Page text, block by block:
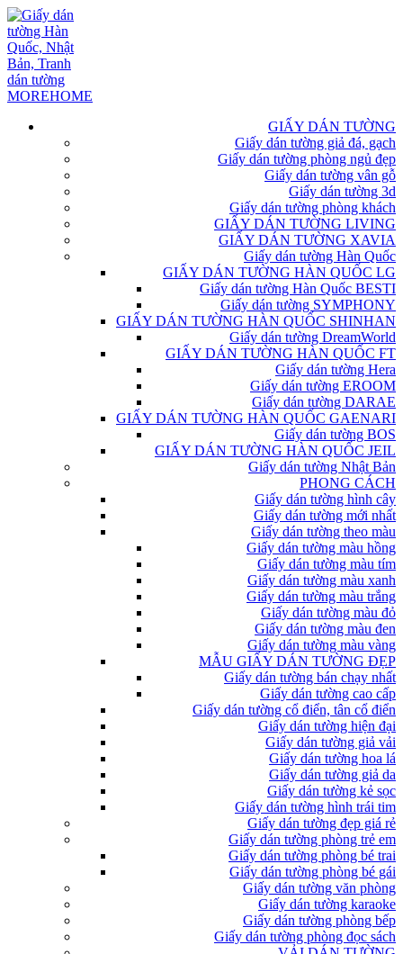
GIẤY DÁN TƯỜNG
Giấy dán tường giả đá, gạch
Giấy dán tường phòng ngủ đẹp
Giấy dán tường vân gỗ
Giấy dán tường 3d
Giấy dán tường phòng khách
GIẤY DÁN TƯỜNG LIVING
GIẤY DÁN TƯỜNG XAVIA
Giấy dán tường Hàn Quốc
GIẤY DÁN TƯỜNG HÀN QUỐC LG
Giấy dán tường Hàn Quốc BESTI
Giấy dán tường SYMPHONY
GIẤY DÁN TƯỜNG HÀN QUỐC SHINHAN
Giấy dán tường DreamWorld
GIẤY DÁN TƯỜNG HÀN QUỐC FT
Giấy dán tường Hera
Giấy dán tường EROOM
Giấy dán tường DARAE
GIẤY DÁN TƯỜNG HÀN QUỐC GAENARI
Giấy dán tường BOS
GIẤY DÁN TƯỜNG HÀN QUỐC JEIL
Giấy dán tường Nhật Bản
PHONG CÁCH
Giấy dán tường hình cây
Giấy dán tường mới nhất
Giấy dán tường theo màu
Giấy dán tường màu hồng
Giấy dán tường màu tím
Giấy dán tường màu xanh
Giấy dán tường màu trắng
Giấy dán tường màu đỏ
Giấy dán tường màu đen
Giấy dán tường màu vàng
MẪU GIẤY DÁN TƯỜNG ĐẸP
Giấy dán tường bán chạy nhất
Giấy dán tường cao cấp
Giấy dán tường cổ điển, tân cổ điển
Giấy dán tường hiện đại
Giấy dán tường giả vải
Giấy dán tường hoa lá
Giấy dán tường giả da
Giấy dán tường kẻ sọc
Giấy dán tường hình trái tim
Giấy dán tường đẹp giá rẻ
Giấy dán tường phòng trẻ em
Giấy dán tường phòng bé trai
Giấy dán tường phòng bé gái
Giấy dán tường văn phòng
Giấy dán tường karaoke
Giấy dán tường phòng bếp
Giấy dán tường phòng đọc sách